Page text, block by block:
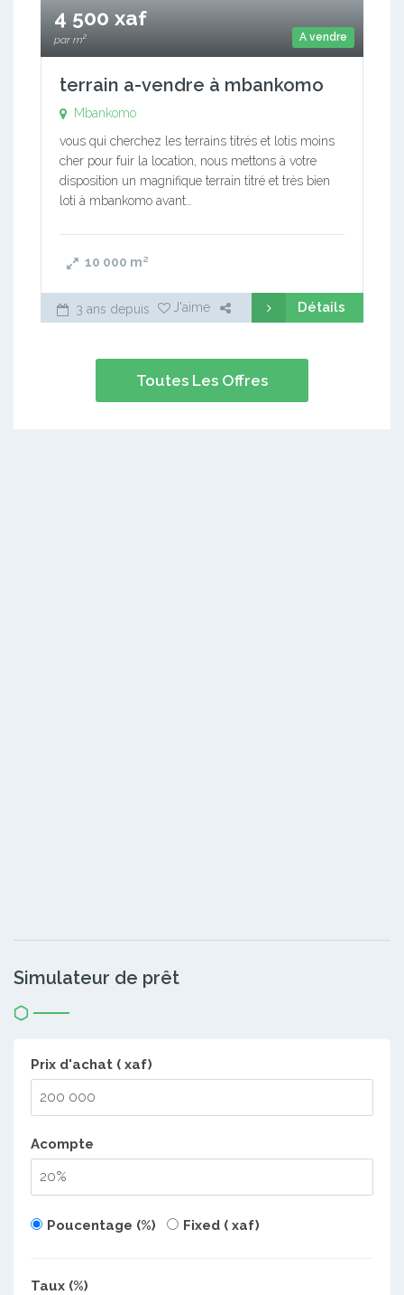
A vendre
4 500 xaf
par m²
terrain a-vendre à mbankomo
Mbankomo
vous qui cherchez les terrains titrés et lotis moins
cher pour fuir la location, nous mettons à votre
disposition un magnifique terrain titré et très bien
loti à mbankomo avant…
10 000 m²
3 ans depuis J'aime Détails
Toutes Les Offres
Simulateur de prêt
Prix d'achat ( xaf)
Acompte
Poucentage (%) Fixed ( xaf)
Taux (%)